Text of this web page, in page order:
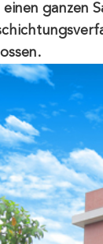
einen ganzen